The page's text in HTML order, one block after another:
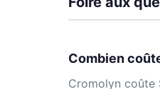
Combien
Cromolyn coûte